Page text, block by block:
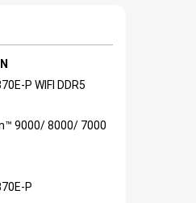
P WIFI DDR5
9000/ 8000/ 7000
P